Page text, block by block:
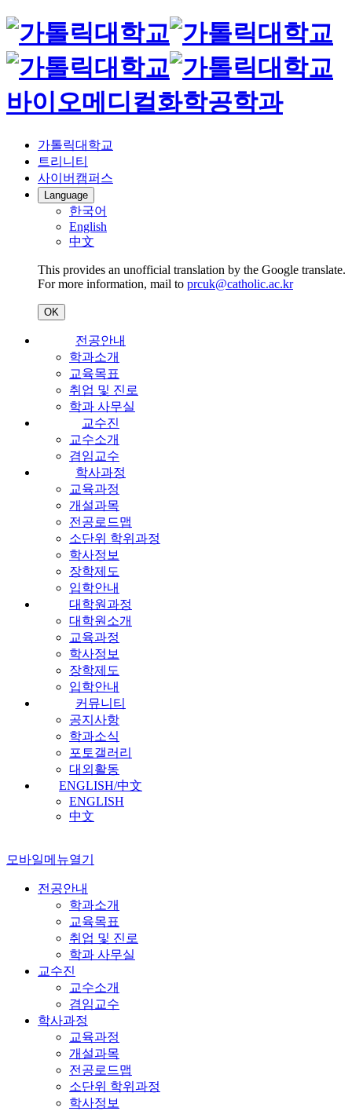
바이오메디컬화학공학과
가톨릭대학교
트리니티
사이버캠퍼스
Language
한국어
English
中文
This provides an unofficial translation by the Google translate.
For more information, mail to prcuk@catholic.ac.kr
OK
전공안내
학과소개
교육목표
취업 및 진로
학과 사무실
교수진
교수소개
겸임교수
학사과정
교육과정
개설과목
전공로드맵
소단위 학위과정
학사정보
장학제도
입학안내
대학원과정
대학원소개
교육과정
학사정보
장학제도
입학안내
커뮤니티
공지사항
학과소식
포토갤러리
대외활동
ENGLISH/中文
ENGLISH
中文
모바일메뉴열기
전공안내
학과소개
교육목표
취업 및 진로
학과 사무실
교수진
교수소개
겸임교수
학사과정
교육과정
개설과목
전공로드맵
소단위 학위과정
학사정보